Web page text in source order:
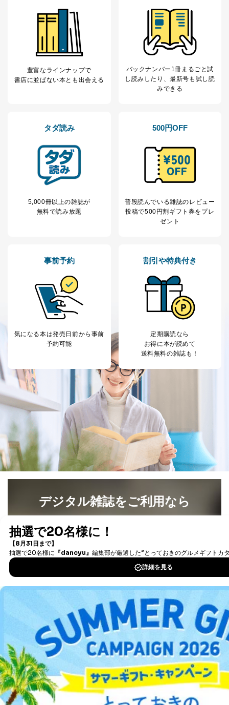
情報に変更があった場合には、当社が登録情報を変更さ
せていただく場合があります。
A.開示等の求めの申し出先、提出していただく書面等
開示等の求めは、電話又は電子メールにて下記までお申
し付けください。開示等の求めに際して提出していただ
く書面等については、その際にご案内いたします。
受付時間：10:00～17:00（土、日、祝、年末年始休業）
■電子メールによる場合
e-mail： cs@fujisan.co.jp
B.開示等の対応に際して、以下記載の項目のうち2項目
以上での本人確認を実施させていただきます。
号、顧客番号、メールアドレス
商品を購入された法人のお客様：氏名、会社名、部署
名、会社住所、電話番号、顧客番号、メールアドレス
株主様：氏名、住所、（会社名）
C.代理人様による開示等のご請求
開示等のご請求をすることについて代理人に委任する場
合は、前項の書類に加えて、下記書類をご同封くださ
い。
ご本人様が委任状に捺印し、捺印した印鑑の印鑑登
録証明書を添付してください。
代理人様が親権者などの法定代理人の場合は、委任
状に代えて、ご本人様との関係がわかる戸籍謄本も
しくは抄本、または住民票をご提出いただくことも
可能です。
代理人本人であることを確認するための書類
下記書類のうち、いずれかを同封してください。
（本籍地を塗りつぶしたものをご用意下さい。）
・運転免許証の写し
・住民票の写し
・健康保険証の被保険者証の写し
D.手数料について
利用目的の通知、開示対象個人情報の開示請求につ
いては、1回の申請ごとに手数料、郵送料が必要で
郵送料：860円（内訳：定形110円、書留480円、本
人限定受取郵便270円)
※上記郵送料は国内郵便の場合の費用です。国外へ
の郵送の場合は、実費をご負担いただきます。
手数料等の支払方法
費用のお支払方法は、郵送料分の郵便定額小為替を
申請書類に同封してください。
(郵便局にお支払いいただく手数料は申請者のご負担
です。また、郵便定額小為替は無記名でお願いしま
す。) なお、郵送料は郵便定額小為替に代えて同額
分の切手でお支払いいただくこともできます。
E.開示等の求めに対する回答方法
申請者の申請書面記載宛に書面（eメール含む）によっ
て回答いたします。書面以外での方法による回答をご希
望される方は、手続き時にその旨ご連絡ください。
F.非開示事由について
以下の(1)～(7)に該当する場合は、非開示とさせていた
だきます。非開示を決定した場合は、その旨、理由を付
記して通知いたします。
豊富なラインナップで
書店に並ばない本とも出会える
バックナンバー1冊まるごと試
し読み したり、最新号も試し読
みできる
タダ読み
5,000冊以上の雑誌が
無料で読み放題
500円OFF
普段読んでいる雑誌のレビュー
投稿で500円割ギフト券をプレ
ゼント
事前予約
気になる本は発売日前から事前
予約可能
割引や特典付き
定期購読なら
お得に本が読めて
送料無料の雑誌も！
デジタル雑誌をご利用なら
書籍）が無料で読み放題！
DOWNLOAD FOR IOS
DOWNLOAD FOR ANDROID
ご利用方法はこちら
総合案内
アフィリエイト 採用情報